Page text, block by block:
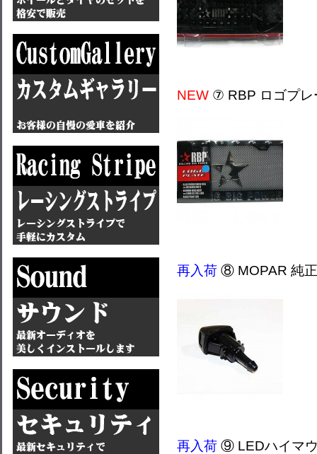
NEW ⑦ RBP ロゴプレ
再入荷 ⑧ MOPAR 純
再入荷 ⑨ LEDハイマ